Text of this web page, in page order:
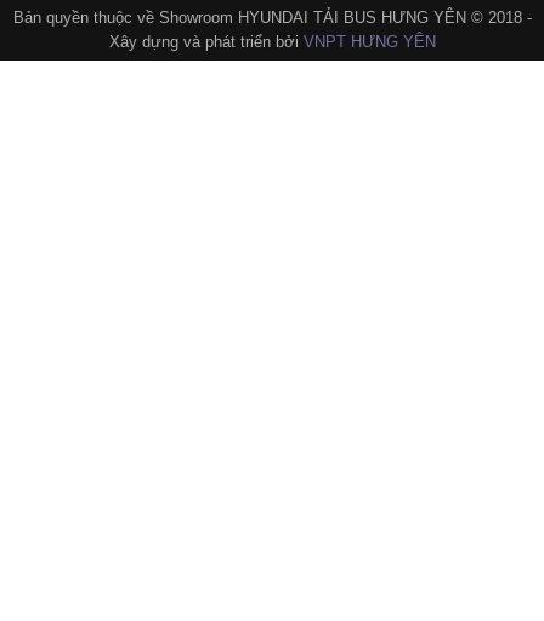
Bản quyền thuộc về Showroom HYUNDAI TẢI BUS HƯNG YÊN © 2018 -
Xây dựng và phát triển bởi VNPT HƯNG YÊN